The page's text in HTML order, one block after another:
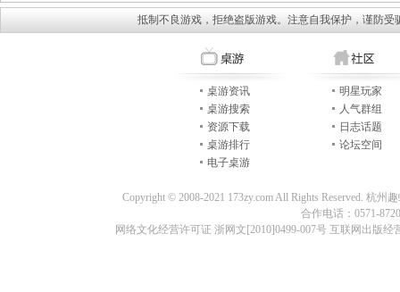
抵制不良游戏，拒绝盗版游戏。注意自我保护，谨防
桌游资讯
桌游搜索
资源下载
桌游排行
电子桌游
明星玩家
人气群组
日志话题
论坛空间
Copyright © 2008-2021 173zy.com All Rights Reserved. 杭
合作电话：0571-
网络文化经营许可证 浙网文[2010]0499-007号 互联网出版